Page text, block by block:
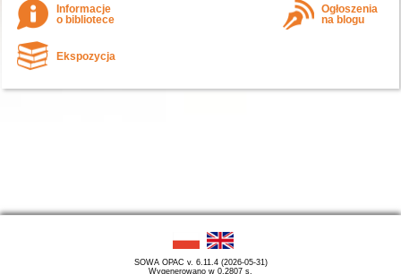
Informacje
o bibliotece
Ogłoszenia
na blogu
Ekspozycja
SOWA OPAC v. 6.11.4 (2026-05-31)
Wygenerowano w 0,2807 s.